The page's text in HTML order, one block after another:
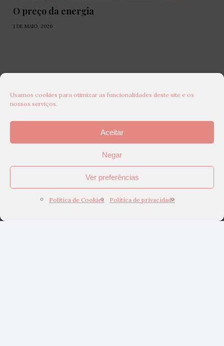
Usamos cookies para otimizar as funcionalidades deste site e os
nossos serviços.
Aceitar
Negar
Ver preferências
Política de Cookies Política de privacidade
O preço da energia
1 DE MAIO, 2026